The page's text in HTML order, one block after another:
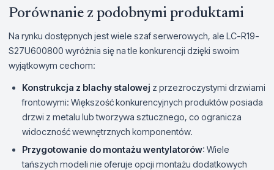
Porównanie z podobnymi produktami
Na rynku dostępnych jest wiele szaf serwerowych, ale LC-R19-
S27U600800 wyróżnia się na tle konkurencji dzięki swoim
wyjątkowym cechom:
Konstrukcja z blachy stalowej z przezroczystymi drzwiami
frontowymi: Większość konkurencyjnych produktów posiada
drzwi z metalu lub tworzywa sztucznego, co ogranicza
widoczność wewnętrznych komponentów.
Przygotowanie do montażu wentylatorów: Wiele
tańszych modeli nie oferuje opcji montażu dodatkowych